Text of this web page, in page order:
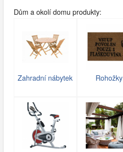
Dům a okolí domu produkty:
Zahradní nábytek Rohožky